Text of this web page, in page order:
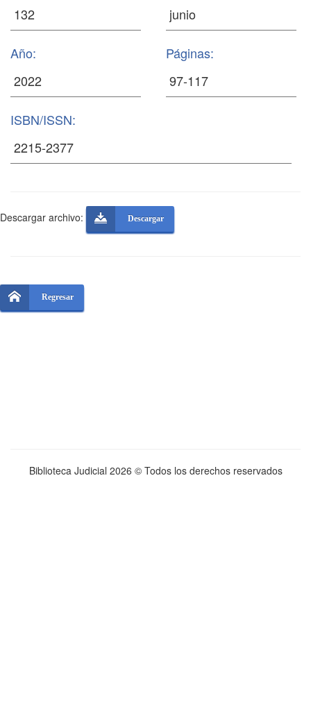
Año: Páginas:
ISBN/ISSN:
Descargar archivo: Descargar
Regresar
Biblioteca Judicial 2026 © Todos los derechos reservados